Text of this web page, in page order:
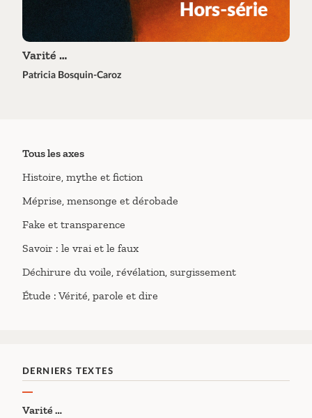
Varité …
Patricia Bosquin-Caroz
Tous les axes
Histoire, mythe et fiction
Méprise, mensonge et dérobade
Fake et transparence
Savoir : le vrai et le faux
Déchirure du voile, révélation, surgissement
Étude : Vérité, parole et dire
DERNIERS TEXTES
Varité …